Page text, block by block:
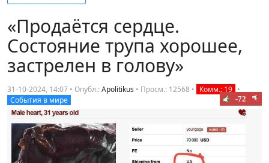
«Продаётся сердце.
Состояние трупа хорошее,
застрелен в голову»
31-10-2024, 14:07 • Опубл.:Apolitikus • Просм.: 12568 • Комм.: 19 •
События в мире
-72